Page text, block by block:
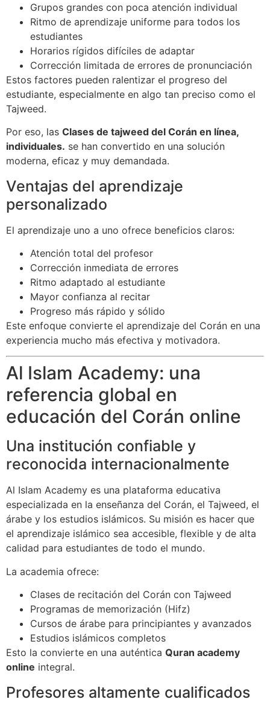
Grupos grandes con poca atención individual
Ritmo de aprendizaje uniforme para todos los
estudiantes
Horarios rígidos difíciles de adaptar
Corrección limitada de errores de pronunciación
Estos factores pueden ralentizar el progreso del
estudiante, especialmente en algo tan preciso como el
Tajweed.
Por eso, las Clases de tajweed del Corán en línea,
individuales. se han convertido en una solución
moderna, eficaz y muy demandada.
Ventajas del aprendizaje
personalizado
El aprendizaje uno a uno ofrece beneficios claros:
Atención total del profesor
Corrección inmediata de errores
Ritmo adaptado al estudiante
Mayor confianza al recitar
Progreso más rápido y sólido
Este enfoque convierte el aprendizaje del Corán en una
experiencia mucho más efectiva y motivadora.
Al Islam Academy: una
referencia global en
educación del Corán online
Una institución confiable y
reconocida internacionalmente
Al Islam Academy es una plataforma educativa
especializada en la enseñanza del Corán, el Tajweed, el
árabe y los estudios islámicos. Su misión es hacer que
el aprendizaje islámico sea accesible, flexible y de alta
calidad para estudiantes de todo el mundo.
La academia ofrece:
Clases de recitación del Corán con Tajweed
Programas de memorización (Hifz)
Cursos de árabe para principiantes y avanzados
Estudios islámicos completos
Esto la convierte en una auténtica Quran academy
online integral.
Profesores altamente cualificados